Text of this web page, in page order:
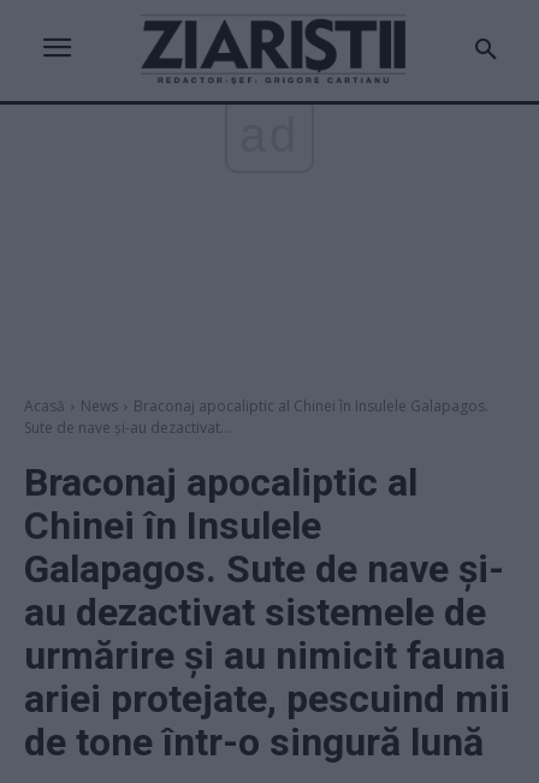
Acasă News
Braconaj apocaliptic al Chinei în Insulele Galapagos.
Sute de nave și-au dezactivat...
Braconaj apocaliptic al
Chinei în Insulele
Galapagos. Sute de nave și-
au dezactivat sistemele de
urmărire și au nimicit fauna
ariei protejate, pescuind mii
de tone într-o singură lună